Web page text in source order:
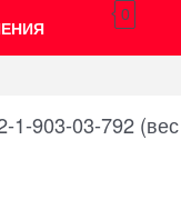
0
1-903-03-792 (вес